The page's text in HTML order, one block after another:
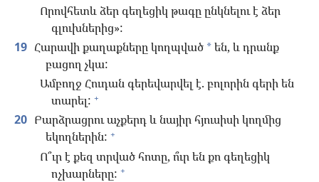
Որովհետև ձեր գեղեցիկ թագը ընկնելու է ձեր
գլուխներից»:
19 Հարավի քաղաքները կողպված *են, և դրանք
բացող չկա:
Ամբողջ Հուդան գերեվարվել է. բոլորին գերի են
տարել: +
20 Բարձրացրու աչքերդ և նայիր հյուսիսի կողմից
եկողներին: +
Ո՞ւր է քեզ տրված հոտը, ո՞ւր են քո գեղեցիկ
ոչխարները: +